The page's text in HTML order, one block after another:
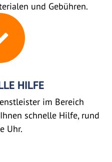
und Gebühren.
HILFE
im Bereich
schnelle Hilfe, rund
Uhr.